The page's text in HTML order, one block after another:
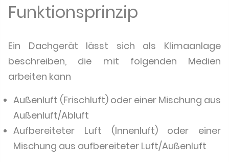
Funktionsprinzip
Ein Dachgerät lässt sich als Klimaanlage
beschreiben, die mit folgenden Medien
arbeiten kann
Außenluft (Frischluft) oder einer Mischung aus
Außenluft/Abluft
Aufbereiteter Luft (Innenluft) oder einer
Mischung aus aufbereiteter Luft/Außenluft